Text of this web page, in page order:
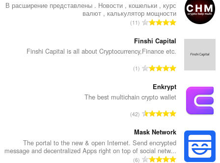
В расширение представлены . Новости , кошельки , курс
валют , калькулятор мощности
מ
פ
ר
י
ג
י
ם
:
11
Finshi Capital
Finshi Capital is all about Cryptocurrency,Finance etc.
מ
ר
י
ו
ג
י
1
Enkrypt
The best multichain crypto wallet
מ
פ
ר
ד
42
Mask Network
The portal to the new & open Internet. Send encrypted
message and decentralized Apps right on top of social netw...
מ6